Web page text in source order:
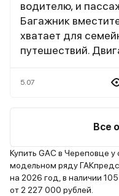
водителю, и
Багажник
хватает для
путешествий.
неровности
даже в базовой
время
Для семейного
отличный вариант
соотношению
5.07
Все
Купить GAC в Череповце
модельном ряду
на 2026 год, в наличии
от 2 227 000 рублей.